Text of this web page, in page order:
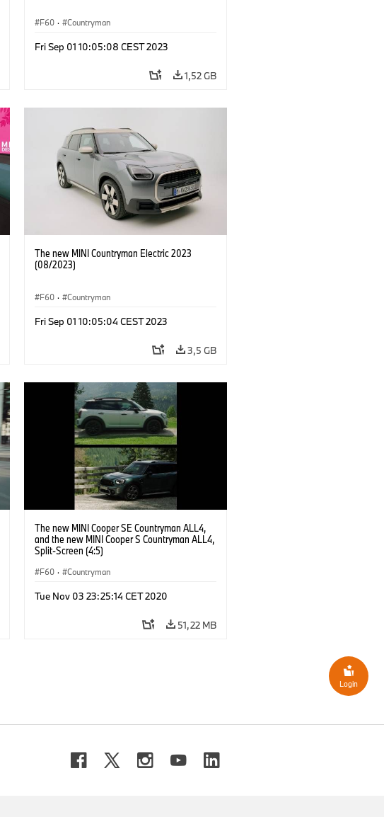
F60 · Countryman
Fri Sep 01 10:05:08 CEST 2023
1,52 GB
The new MINI Countryman Electric 2023
(08/2023)
F60 · Countryman
Fri Sep 01 10:05:04 CEST 2023
3,5 GB
The new MINI Cooper SE Countryman ALL4,
and the new MINI Cooper S Countryman ALL4,
Split-Screen (4:5)
F60 · Countryman
Tue Nov 03 23:25:14 CET 2020
51,22 MB
Login